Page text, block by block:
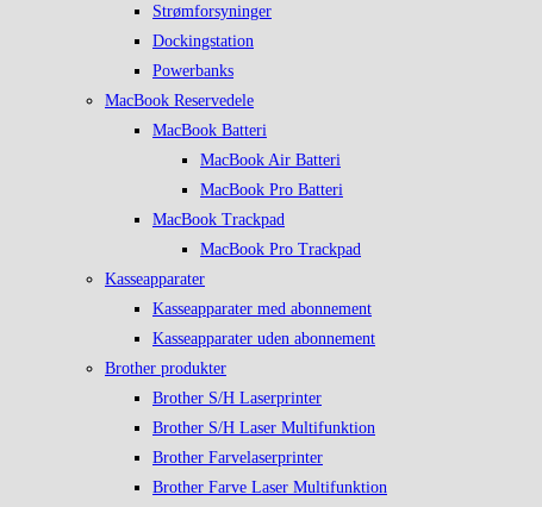
Strømforsyninger
Dockingstation
Powerbanks
MacBook Reservedele
MacBook Batteri
MacBook Air Batteri
MacBook Pro Batteri
MacBook Trackpad
MacBook Pro Trackpad
Kasseapparater
Kasseapparater med abonnement
Kasseapparater uden abonnement
Brother produkter
Brother S/H Laserprinter
Brother S/H Laser Multifunktion
Brother Farvelaserprinter
Brother Farve Laser Multifunktion